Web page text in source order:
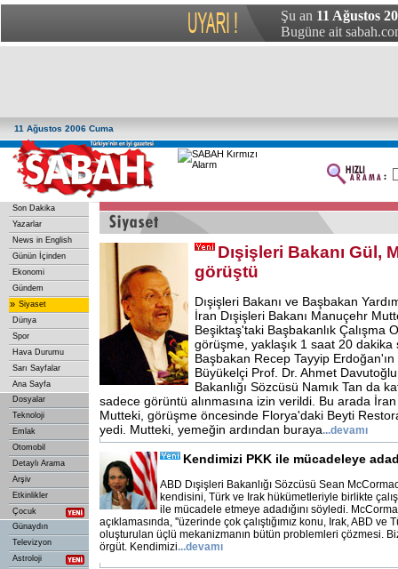
Şu an 11 Ağustos
Bugüne ait
11 Ağustos 2006 Cuma
Son Dakika
Yazarlar
News in English
Günün İçinden
Ekonomi
Gündem
» Siyaset
Dünya
Spor
Hava Durumu
Sarı Sayfalar
Ana Sayfa
Dosyalar
Teknoloji
Emlak
Otomobil
Detaylı Arama
Arşiv
Etkinlikler
Çocuk
Günaydın
Televizyon
Astroloji
Dışişleri Bakanı Gül,
görüştü
Dışişleri Bakanı ve Başbakan
İran Dışişleri Bakanı Manuçehr
Beşiktaş'taki Başbakanlık Çalışma
görüşme, yaklaşık 1 saat 20
Başbakan Recep Tayyip Erdoğan'ın
Büyükelçi Prof. Dr. Ahmet
Bakanlığı Sözcüsü Namık Tan da
sadece görüntü alınmasına izin verildi. Bu arada İran
Mutteki, görüşme öncesinde Florya'daki Beyti
yedi. Mutteki, yemeğin ardından buraya...devamı
Kendimizi PKK ile mücadeleye
ABD Dışişleri Bakanlığı Sözcüsü Sean
kendisini, Türk ve Irak hükümetleriyle birlikte
ile mücadele etmeye adadığını söyledi.
açıklamasında, ''üzerinde çok çalıştığımız konu, Irak, ABD ve
oluşturulan üçlü mekanizmanın bütün problemleri çözmesi.
örgüt. Kendimizi...devamı